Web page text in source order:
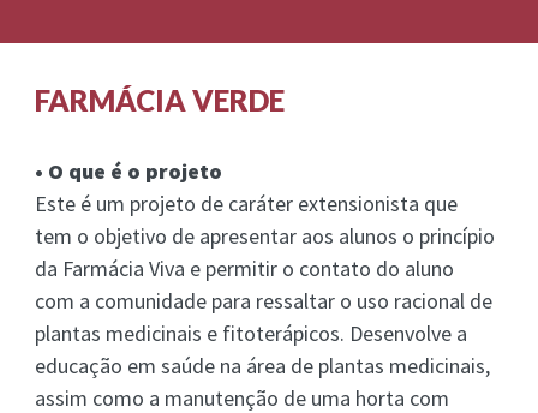
FARMÁCIA VERDE
• O que é o projeto
Este é um projeto de caráter extensionista que
tem o objetivo de apresentar aos alunos o princípio
da Farmácia Viva e permitir o contato do aluno
com a comunidade para ressaltar o uso racional de
plantas medicinais e fitoterápicos. Desenvolve a
educação em saúde na área de plantas medicinais,
assim como a manutenção de uma horta com